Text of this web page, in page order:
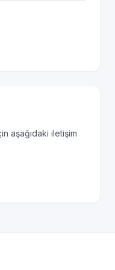
aşağıdaki iletişim